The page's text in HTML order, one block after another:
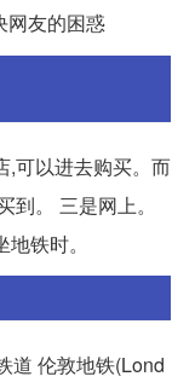
网友的困惑
,可以进去购买。而
。 三是网上。
铁时。
道 伦敦地铁(Lond